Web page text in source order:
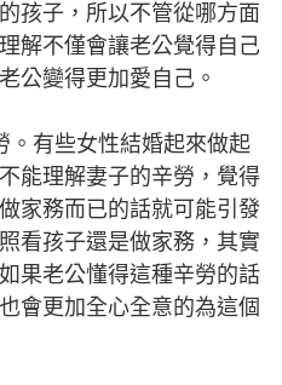
孩子，所以不管從哪方面
解不僅會讓老公覺得自己
公變得更加愛自己。
。有些女性結婚起來做起
能理解妻子的辛勞，覺得
家務而已的話就可能引發
看孩子還是做家務，其實
果老公懂得這種辛勞的話
會更加全心全意的為這個